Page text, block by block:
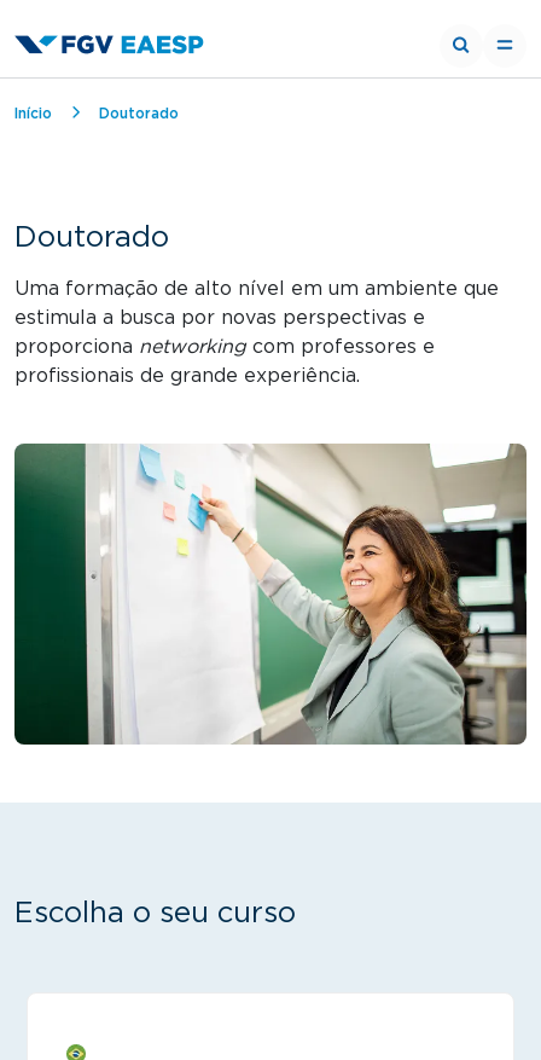
Trilha de navegação
Início Doutorado
Doutorado
Uma formação de alto nível em um ambiente que
estimula a busca por novas perspectivas e
proporciona networkingcom professores e
profissionais de grande experiência.
Escolha o seu curso